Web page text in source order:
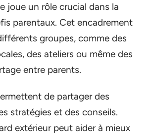
joue un rôle crucial dans la
parentaux. Cet encadrement
groupes, comme des
des ateliers ou même des
entre parents.
de partager des
stratégies et des conseils.
extérieur peut aider à mieux